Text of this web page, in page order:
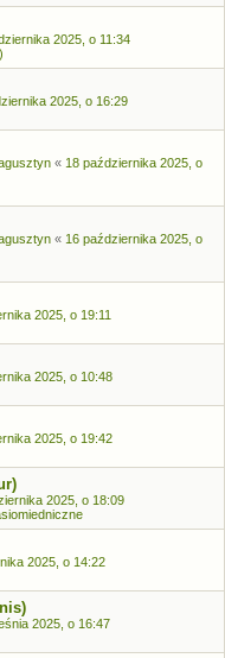
2025, o 11:34
2025, o 16:29
« 18 października 2025, o
« 16 października 2025, o
2025, o 19:11
2025, o 10:48
2025, o 19:42
2025, o 18:09
2025, o 14:22
2025, o 16:47